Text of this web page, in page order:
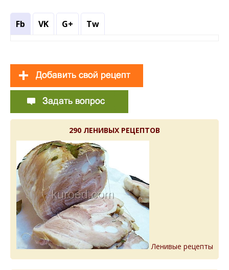
Fb VK G+ Tw
290 ЛЕНИВЫХ РЕЦЕПТОВ
Ленивые рецепты